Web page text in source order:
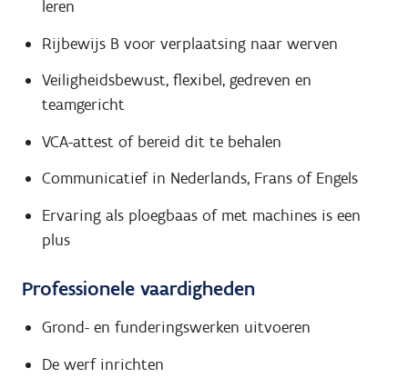
leren
Rijbewijs B voor verplaatsing naar werven
Veiligheidsbewust, flexibel, gedreven en
teamgericht
VCA-attest of bereid dit te behalen
Communicatief in Nederlands, Frans of Engels
Ervaring als ploegbaas of met machines is een
plus
Professionele vaardigheden
Grond- en funderingswerken uitvoeren
De werf inrichten